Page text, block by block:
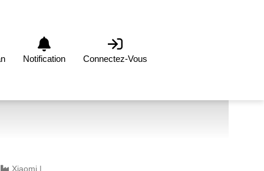
Notification Connectez-Vous
Xiaomi |